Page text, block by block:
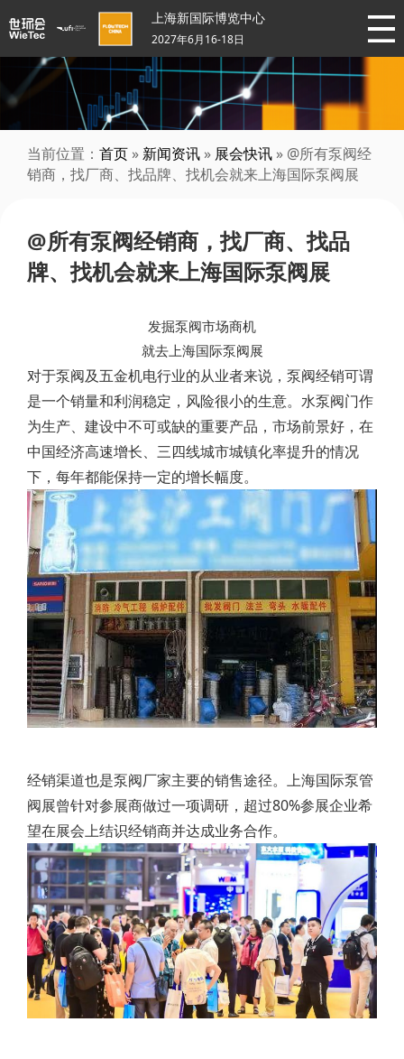
上海新国际博览中心
2027年6月16-18日
当前位置： 首页 » 新闻资讯 » 展会快讯 » @所有泵阀经
销商，找厂商、找品牌、找机会就来上海国际泵阀展
@所有泵阀经销商，找厂商、找品
牌、找机会就来上海国际泵阀展
发掘泵阀市场商机
就去上海国际泵阀展
对于泵阀及五金机电行业的从业者来说，泵阀经销可谓
是一个销量和利润稳定，风险很小的生意。水泵阀门作
为生产、建设中不可或缺的重要产品，市场前景好，在
中国经济高速增长、三四线城市城镇化率提升的情况
下，每年都能保持一定的增长幅度。
经销渠道也是泵阀厂家主要的销售途径。上海国际泵管
阀展曾针对参展商做过一项调研，超过80%参展企业希
望在展会上结识经销商并达成业务合作。